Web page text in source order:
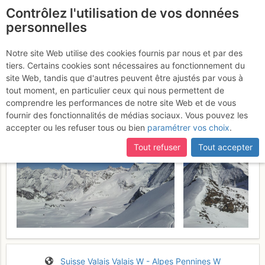
La Luette : Voie Normale
Samedi 29 avril 2017
Suisse Valais Valais W - Alpes Pennines W
Contrôlez l'utilisation de vos données
personnelles
Notre site Web utilise des cookies fournis par nous et par des
tiers. Certains cookies sont nécessaires au fonctionnement du
site Web, tandis que d'autres peuvent être ajustés par vous à
tout moment, en particulier ceux qui nous permettent de
comprendre les performances de notre site Web et de vous
fournir des fonctionnalités de médias sociaux. Vous pouvez les
accepter ou les refuser tous ou bien paramétrer vos choix.
Tout refuser
Tout accepter